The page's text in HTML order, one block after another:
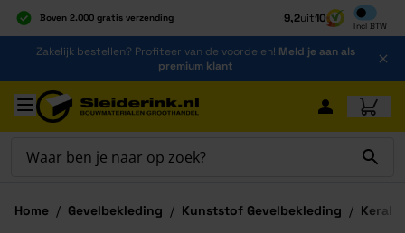
Boven 2.000 gratis verzending
Al 40 jaar dé specialist
Alles onder één dak
9,2uit10
Incl BTW
Inclusief
Ga naar de inhoud
Zakelijk bestellen? Profiteer van de voordelen! Meld je aan als
premium klant
Ga naar hoofdinhoud
Home / Gevelbekleding / Kunststof Gevelbekleding / Keralit